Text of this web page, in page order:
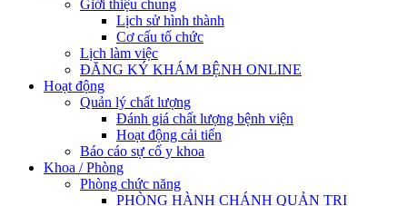
Giới thiệu chung
Lịch sử hình thành
Cơ cấu tổ chức
Lịch làm việc
ĐĂNG KÝ KHÁM BỆNH ONLINE
Hoạt động
Quản lý chất lượng
Đánh giá chất lượng bệnh viện
Hoạt động cải tiến
Báo cáo sự cố y khoa
Khoa / Phòng
Phòng chức năng
PHÒNG HÀNH CHÁNH QUẢN TRỊ